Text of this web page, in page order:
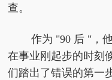
查。
作为 "90 后 "，
在事业刚起步的时刻
们踏出了错误的第一